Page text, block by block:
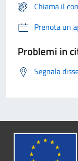
Chiama il
Prenota un
Problemi in
Segnala